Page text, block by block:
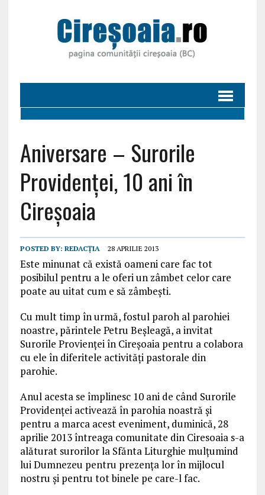
Aniversare – Surorile
Providenței, 10 ani în
Cireșoaia
POSTED BY: REDACȚIA 28 APRILIE 2013
Este minunat că există oameni care fac tot
posibilul pentru a le oferi un zâmbet celor care
poate au uitat cum e să zâmbeşti.
Cu mult timp în urmă, fostul paroh al parohiei
noastre, părintele Petru Beşleagă, a invitat
Surorile Provienţei în Cireşoaia pentru a colabora
cu ele în diferitele activităţi pastorale din
parohie.
Anul acesta se împlinesc 10 ani de când Surorile
Providenţei activează în parohia noastră şi
pentru a marca acest eveniment, duminică, 28
aprilie 2013 întreaga comunitate din Ciresoaia s-a
alăturat surorilor la Sfănta Liturghie mulţumind
lui Dumnezeu pentru prezenţa lor în mijlocul
nostru şi pentru tot binele pe care-l fac.